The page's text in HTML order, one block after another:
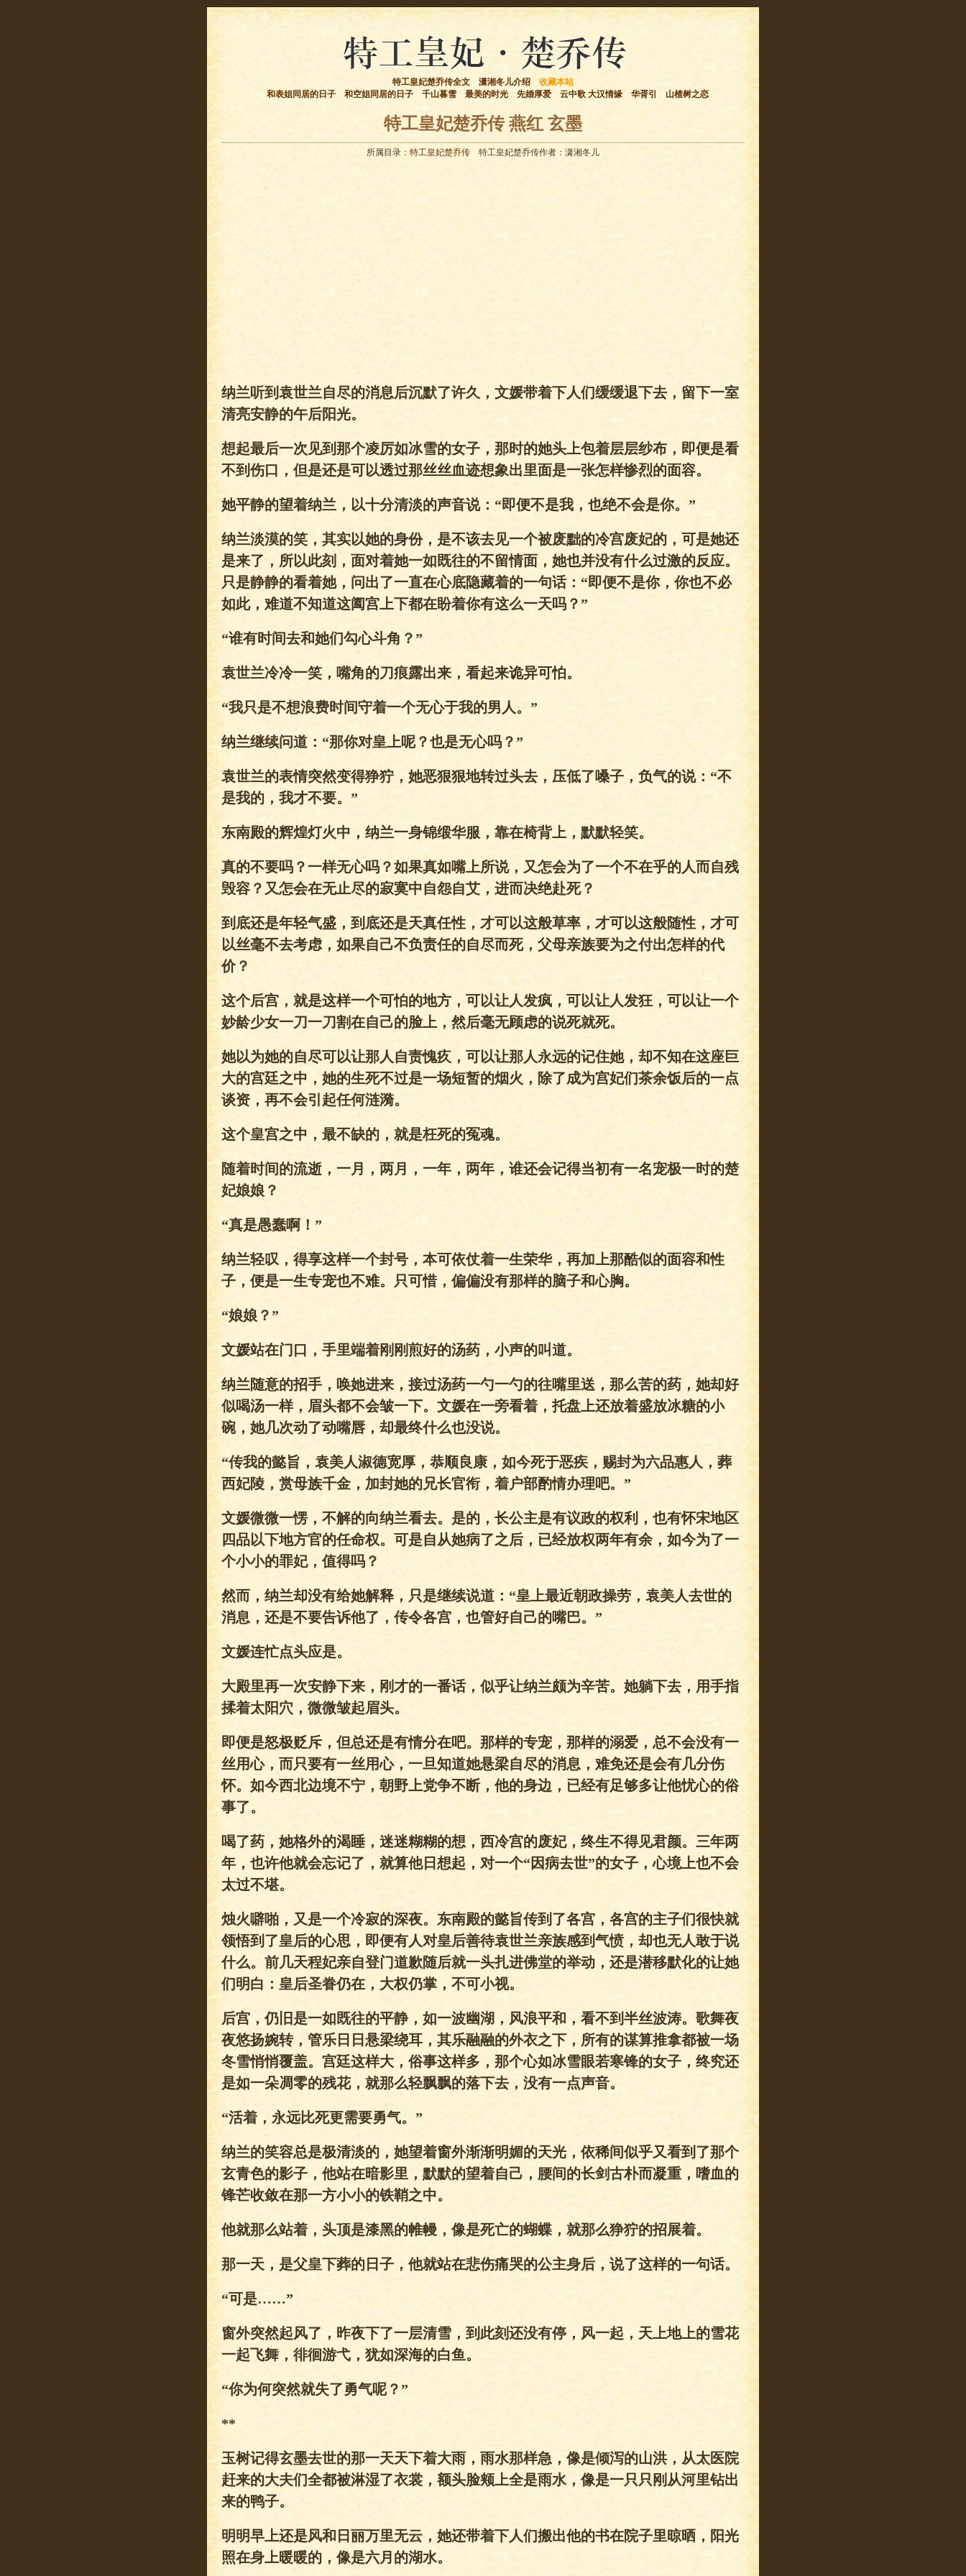
特工皇妃楚乔传全文 潇湘冬儿介绍
收藏本站
和表姐同居的日子
和空姐同居的日子 千山暮雪 最美的时光 先婚厚爱 云中歌 大汉情缘 华胥引 山楂树之恋
特工皇妃楚乔传 燕红 玄墨
所属目录： 特工皇妃楚乔传 特工皇妃楚乔传作者：潇湘冬儿
纳兰听到袁世兰自尽的消息后沉默了许久，文媛带着下人们缓缓退下去，留下一室
清亮安静的午后阳光。
想起最后一次见到那个凌厉如冰雪的女子，那时的她头上包着层层纱布，即便是看
不到伤口，但是还是可以透过那丝丝血迹想象出里面是一张怎样惨烈的面容。
她平静的望着纳兰，以十分清淡的声音说：“即便不是我，也绝不会是你。”
纳兰淡漠的笑，其实以她的身份，是不该去见一个被废黜的冷宫废妃的，可是她还
是来了，所以此刻，面对着她一如既往的不留情面，她也并没有什么过激的反应。
只是静静的看着她，问出了一直在心底隐藏着的一句话：“即便不是你，你也不必
如此，难道不知道这阖宫上下都在盼着你有这么一天吗？”
“谁有时间去和她们勾心斗角？”
袁世兰冷冷一笑，嘴角的刀痕露出来，看起来诡异可怕。
“我只是不想浪费时间守着一个无心于我的男人。”
纳兰继续问道：“那你对皇上呢？也是无心吗？”
袁世兰的表情突然变得狰狞，她恶狠狠地转过头去，压低了嗓子，负气的说：“不
是我的，我才不要。”
东南殿的辉煌灯火中，纳兰一身锦缎华服，靠在椅背上，默默轻笑。
真的不要吗？一样无心吗？如果真如嘴上所说，又怎会为了一个不在乎的人而自残
毁容？又怎会在无止尽的寂寞中自怨自艾，进而决绝赴死？
到底还是年轻气盛，到底还是天真任性，才可以这般草率，才可以这般随性，才可
以丝毫不去考虑，如果自己不负责任的自尽而死，父母亲族要为之付出怎样的代
价？
这个后宫，就是这样一个可怕的地方，可以让人发疯，可以让人发狂，可以让一个
妙龄少女一刀一刀割在自己的脸上，然后毫无顾虑的说死就死。
她以为她的自尽可以让那人自责愧疚，可以让那人永远的记住她，却不知在这座巨
大的宫廷之中，她的生死不过是一场短暂的烟火，除了成为宫妃们茶余饭后的一点
谈资，再不会引起任何涟漪。
这个皇宫之中，最不缺的，就是枉死的冤魂。
随着时间的流逝，一月，两月，一年，两年，谁还会记得当初有一名宠极一时的楚
妃娘娘？
“真是愚蠢啊！”
纳兰轻叹，得享这样一个封号，本可依仗着一生荣华，再加上那酷似的面容和性
子，便是一生专宠也不难。只可惜，偏偏没有那样的脑子和心胸。
“娘娘？”
文媛站在门口，手里端着刚刚煎好的汤药，小声的叫道。
纳兰随意的招手，唤她进来，接过汤药一勺一勺的往嘴里送，那么苦的药，她却好
似喝汤一样，眉头都不会皱一下。文媛在一旁看着，托盘上还放着盛放冰糖的小
碗，她几次动了动嘴唇，却最终什么也没说。
“传我的懿旨，袁美人淑德宽厚，恭顺良康，如今死于恶疾，赐封为六品惠人，葬
西妃陵，赏母族千金，加封她的兄长官衔，着户部酌情办理吧。”
文媛微微一愣，不解的向纳兰看去。是的，长公主是有议政的权利，也有怀宋地区
四品以下地方官的任命权。可是自从她病了之后，已经放权两年有余，如今为了一
个小小的罪妃，值得吗？
然而，纳兰却没有给她解释，只是继续说道：“皇上最近朝政操劳，袁美人去世的
消息，还是不要告诉他了，传令各宫，也管好自己的嘴巴。”
文媛连忙点头应是。
大殿里再一次安静下来，刚才的一番话，似乎让纳兰颇为辛苦。她躺下去，用手指
揉着太阳穴，微微皱起眉头。
即便是怒极贬斥，但总还是有情分在吧。那样的专宠，那样的溺爱，总不会没有一
丝用心，而只要有一丝用心，一旦知道她悬梁自尽的消息，难免还是会有几分伤
怀。如今西北边境不宁，朝野上党争不断，他的身边，已经有足够多让他忧心的俗
事了。
喝了药，她格外的渴睡，迷迷糊糊的想，西冷宫的废妃，终生不得见君颜。三年两
年，也许他就会忘记了，就算他日想起，对一个“因病去世”的女子，心境上也不会
太过不堪。
烛火噼啪，又是一个冷寂的深夜。东南殿的懿旨传到了各宫，各宫的主子们很快就
领悟到了皇后的心思，即便有人对皇后善待袁世兰亲族感到气愤，却也无人敢于说
什么。前几天程妃亲自登门道歉随后就一头扎进佛堂的举动，还是潜移默化的让她
们明白：皇后圣眷仍在，大权仍掌，不可小视。
后宫，仍旧是一如既往的平静，如一波幽湖，风浪平和，看不到半丝波涛。歌舞夜
夜悠扬婉转，管乐日日悬梁绕耳，其乐融融的外衣之下，所有的谋算推拿都被一场
冬雪悄悄覆盖。宫廷这样大，俗事这样多，那个心如冰雪眼若寒锋的女子，终究还
是如一朵凋零的残花，就那么轻飘飘的落下去，没有一点声音。
“活着，永远比死更需要勇气。”
纳兰的笑容总是极清淡的，她望着窗外渐渐明媚的天光，依稀间似乎又看到了那个
玄青色的影子，他站在暗影里，默默的望着自己，腰间的长剑古朴而凝重，嗜血的
锋芒收敛在那一方小小的铁鞘之中。
他就那么站着，头顶是漆黑的帷幔，像是死亡的蝴蝶，就那么狰狞的招展着。
那一天，是父皇下葬的日子，他就站在悲伤痛哭的公主身后，说了这样的一句话。
“可是……”
窗外突然起风了，昨夜下了一层清雪，到此刻还没有停，风一起，天上地上的雪花
一起飞舞，徘徊游弋，犹如深海的白鱼。
“你为何突然就失了勇气呢？”
**
玉树记得玄墨去世的那一天天下着大雨，雨水那样急，像是倾泻的山洪，从太医院
赶来的大夫们全都被淋湿了衣裳，额头脸颊上全是雨水，像是一只只刚从河里钻出
来的鸭子。
明明早上还是风和日丽万里无云，她还带着下人们搬出他的书在院子里晾晒，阳光
照在身上暖暖的，像是六月的湖水。